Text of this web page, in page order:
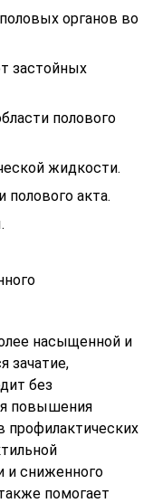
органов во
застойных
полового
жидкости.
полового акта.
насыщенной и
зачатие,
без
повышения
профилактических
и сниженного
помогает